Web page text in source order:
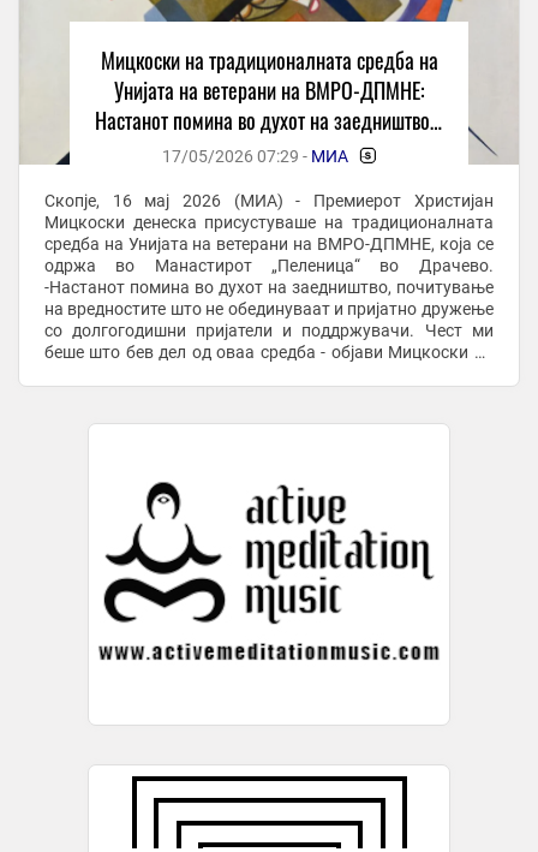
Мицкоски на традиционалната средба на
Унијата на ветерани на ВМРО-ДПМНЕ:
Настанот помина во духот на заедништво и
почитување на вредностите што не
17/05/2026 07:29 - МИА -
Скопје, 16 мај 2026 (МИА) - Премиерот Христијан
Мицкоски денеска присустуваше на традиционалната
средба на Унијата на ветерани на ВМРО-ДПМНЕ, која се
одржа во Манастирот „Пеленица“ во Драчево.
-Настанот помина во духот на заедништво, почитување
на вредностите што не обединуваат и пријатно дружење
со долгогодишни пријатели и поддржувачи. Чест ми
беше што бев дел од оваа средба - објави Мицкоски на